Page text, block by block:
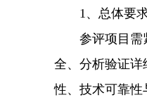
1、总体要求
参评项目需紧
全、分析验证
性、技术可靠性